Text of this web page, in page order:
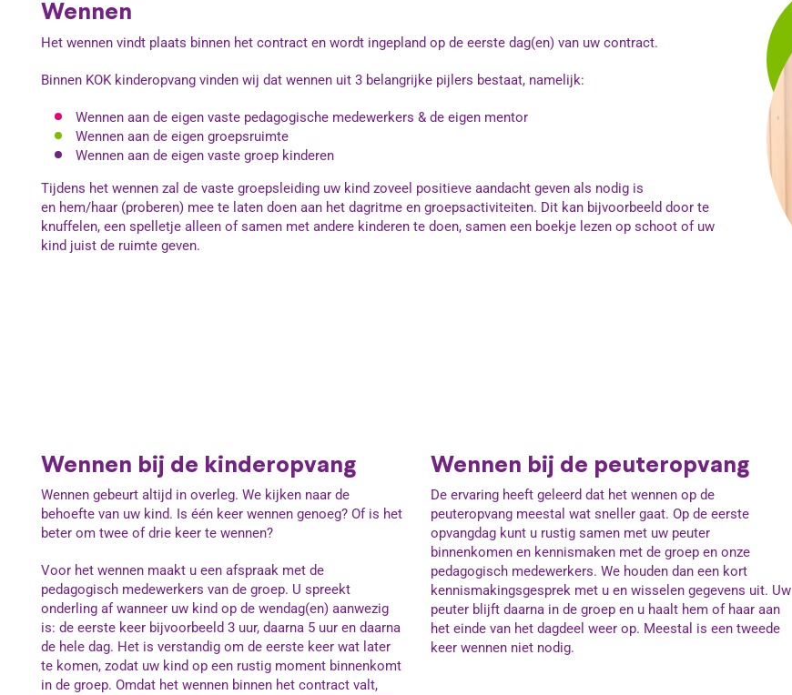
Wennen
Het wennen vindt plaats binnen het contract en wordt ingepland op de eerste dag(en) van uw contract.
Binnen KOK kinderopvang vinden wij dat wennen uit 3 belangrijke pijlers bestaat, namelijk:
Wennen aan de eigen vaste pedagogische medewerkers & de eigen mentor
Wennen aan de eigen groepsruimte
Wennen aan de eigen vaste groep kinderen
Tijdens het wennen zal de vaste groepsleiding uw kind zoveel positieve aandacht geven als nodig is
en hem/haar (proberen) mee te laten doen aan het dagritme en groepsactiviteiten. Dit kan bijvoorbeeld door te
knuffelen, een spelletje alleen of samen met andere kinderen te doen, samen een boekje lezen op schoot of uw
kind juist de ruimte geven.
Wennen bij de kinderopvang
Wennen gebeurt altijd in overleg. We kijken naar de
behoefte van uw kind. Is één keer wennen genoeg? Of is het
beter om twee of drie keer te wennen?
Voor het wennen maakt u een afspraak met de
pedagogisch medewerkers van de groep. U spreekt
onderling af wanneer uw kind op de wendag(en) aanwezig
is: de eerste keer bijvoorbeeld 3 uur, daarna 5 uur en daarna
de hele dag. Het is verstandig om de eerste keer wat later
te komen, zodat uw kind op een rustig moment binnenkomt
in de groep. Omdat het wennen binnen het contract valt,
Wennen bij de peuteropvang
De ervaring heeft geleerd dat het wennen op de
peuteropvang meestal wat sneller gaat. Op de eerste
opvangdag kunt u rustig samen met uw peuter
binnenkomen en kennismaken met de groep en onze
pedagogisch medewerkers. We houden dan een kort
kennismakingsgesprek met u en wisselen gegevens uit. Uw
peuter blijft daarna in de groep en u haalt hem of haar aan
het einde van het dagdeel weer op. Meestal is een tweede
keer wennen niet nodig.